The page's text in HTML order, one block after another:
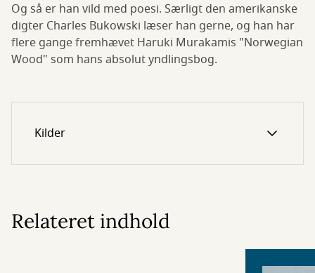
Og så er han vild med poesi. Særligt den amerikanske
digter Charles Bukowski læser han gerne, og han har
flere gange fremhævet Haruki Murakamis "Norwegian
Wood" som hans absolut yndlingsbog.
Kilder
Relateret indhold